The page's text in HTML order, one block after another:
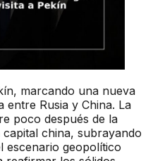
marcando una nueva
entre Rusia y China. La
poco después de la
china, subrayando
escenario geopolítico